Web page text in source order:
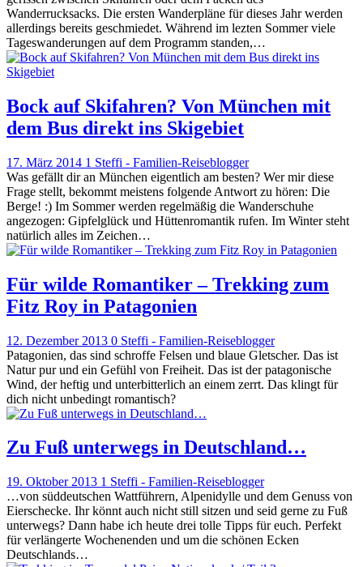
Wanderrucksacks. Die ersten Wanderpläne für dieses Jahr werden
allerdings bereits geschmiedet. Während im lezten Sommer viele
Tageswanderungen auf dem Programm standen,…
Bock auf Skifahren? Von München mit
dem Bus direkt ins Skigebiet
17. März 2014 1 Steffi - Familien-Reiseblogger
Was gefällt dir an München eigentlich am besten? Wer mir diese
Frage stellt, bekommt meistens folgende Antwort zu hören: Die
Berge! :) Im Sommer werden regelmäßig die Wanderschuhe
angezogen: Gipfelglück und Hüttenromantik rufen. Im Winter steht
natürlich alles im Zeichen…
Für wilde Romantiker – Trekking zum
Fitz Roy in Patagonien
12. Dezember 2013 0 Steffi - Familien-Reiseblogger
Patagonien, das sind schroffe Felsen und blaue Gletscher. Das ist
Natur pur und ein Gefühl von Freiheit. Das ist der patagonische
Wind, der heftig und unterbitterlich an einem zerrt. Das klingt für
dich nicht unbedingt romantisch?
Zu Fuß unterwegs in Deutschland…
19. Oktober 2013 1 Steffi - Familien-Reiseblogger
…von süddeutschen Wattführern, Alpenidylle und dem Genuss von
Eierschecke. Ihr könnt auch nicht still sitzen und seid gerne zu Fuß
unterwegs? Dann habe ich heute drei tolle Tipps für euch. Perfekt
für verlängerte Wochenenden und um die schönen Ecken
Deutschlands…